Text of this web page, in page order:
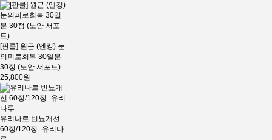
[판클] 원근 (엔킹) 눈
의피로회복 30일분
30정 (노안 서포트)
25,800원
유리나르 빈뇨개선
60정/120정_유리나